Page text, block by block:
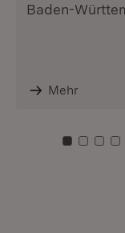
Baden-
Mehr
ZuZuZu